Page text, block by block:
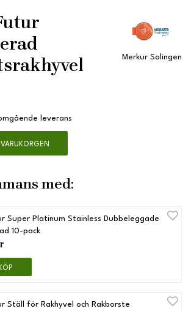
Merkur Solingen
leverans
med:
Super Platinum Stainless Dubbeleggade
10-pack
KÖP
Ställ för Rakhyvel och Rakborste